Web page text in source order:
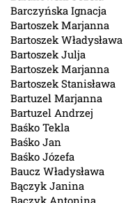
Barczyńska Ignacja
Bartoszek Marjanna
Bartoszek Władysława
Bartoszek Julja
Bartoszek Marjanna
Bartoszek Stanisława
Bartuzel Marjanna
Bartuzel Andrzej
Baśko Tekla
Baśko Jan
Baśko Józefa
Baucz Władysława
Bączyk Janina
Bączyk Antonina